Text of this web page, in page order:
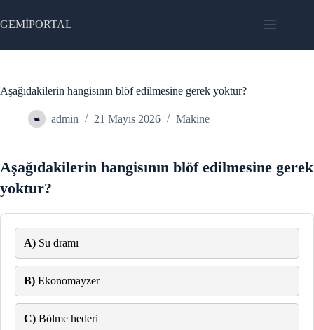
to
content
GEMİPORTAL
Aşağıdakilerin hangisının blöf edilmesine gerek yoktur?
admin 21 Mayıs 2026 Makine
Aşağıdakilerin hangisının blöf edilmesine gerek
yoktur?
A) Su dramı
B) Ekonomayzer
C) Bölme hederi